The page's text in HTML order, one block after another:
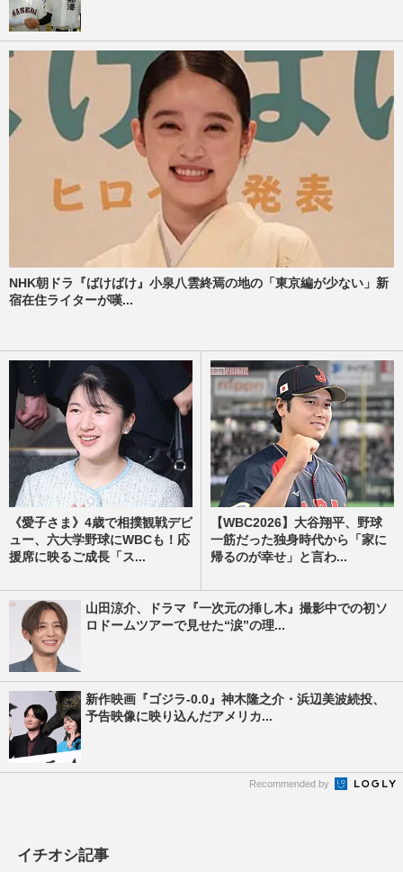
NHK朝ドラ『ばけばけ』小泉八雲終焉の地の「東京編が少ない」新
宿在住ライターが嘆...
《愛子さま》4歳で相撲観戦デビ
ュー、六大学野球にWBCも！応
援席に映るご成長「ス...
【WBC2026】大谷翔平、野球
一筋だった独身時代から「家に
帰るのが幸せ」と言わ...
山田涼介、ドラマ『一次元の挿し木』撮影中での初ソ
ロドームツアーで見せた“涙”の理...
新作映画『ゴジラ-0.0』神木隆之介・浜辺美波続投、
予告映像に映り込んだアメリカ...
Recommended by
イチオシ記事